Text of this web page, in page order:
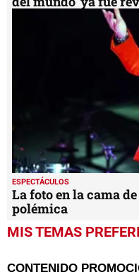
ESPECTÁCULOS
La foto en la cama
polémica
MIS TEMAS